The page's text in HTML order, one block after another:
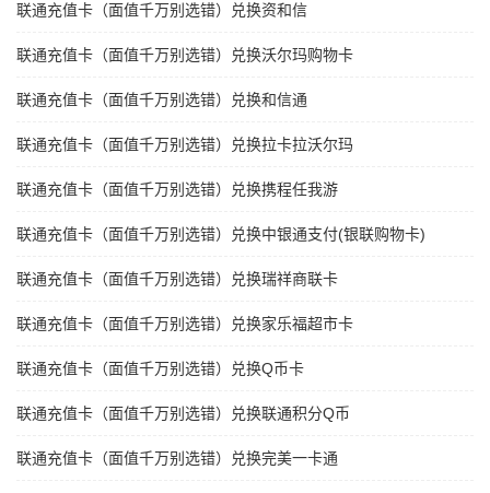
联通充值卡（面值千万别选错）兑换资和信
联通充值卡（面值千万别选错）兑换沃尔玛购物卡
联通充值卡（面值千万别选错）兑换和信通
联通充值卡（面值千万别选错）兑换拉卡拉沃尔玛
联通充值卡（面值千万别选错）兑换携程任我游
联通充值卡（面值千万别选错）兑换中银通支付(银联购物卡)
联通充值卡（面值千万别选错）兑换瑞祥商联卡
联通充值卡（面值千万别选错）兑换家乐福超市卡
联通充值卡（面值千万别选错）兑换Q币卡
联通充值卡（面值千万别选错）兑换联通积分Q币
联通充值卡（面值千万别选错）兑换完美一卡通